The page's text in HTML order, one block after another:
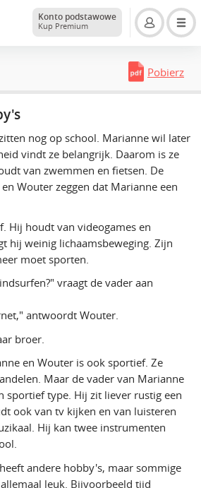
Konto podstawowe
Kup Premium
Pobierz
nog op school. Marianne wil later
vindt ze belangrijk. Daarom is ze
van zwemmen en fietsen. De
Wouter zeggen dat Marianne een
Hij houdt van videogames en
hij weinig lichaamsbeweging. Zijn
moet sporten.
vraagt de vader aan
antwoordt Wouter.
broer.
en Wouter is ook sportief. Ze
Maar de vader van Marianne
sportief type. Hij zit liever rustig een
ook van tv kijken en van luisteren
Hij kan twee instrumenten
andere hobby's, maar sommige
leuk. Bijvoorbeeld tijd